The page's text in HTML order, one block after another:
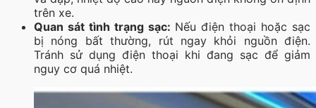
trên xe.
Quan sát tình trạng sạc: Nếu điện thoại hoặc sạc
bị nóng bất thường, rút ngay khỏi nguồn điện.
Tránh sử dụng điện thoại khi đang sạc để giảm
nguy cơ quá nhiệt.